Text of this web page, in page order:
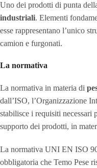
Uno dei prodotti di punta
industriali. Elementi
esse rappresentano l’unico
camion e furgonati.
La normativa
La normativa in materia di
dall’ISO, l’Organizzazione
stabilisce i requisiti necessari
supporto dei prodotti, in
La normativa UNI EN ISO
obbligatoria che Temo Pese